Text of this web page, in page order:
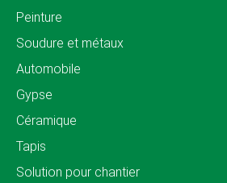
Peinture
Soudure et métaux
Automobile
Gypse
Céramique
Tapis
Solution pour chantier